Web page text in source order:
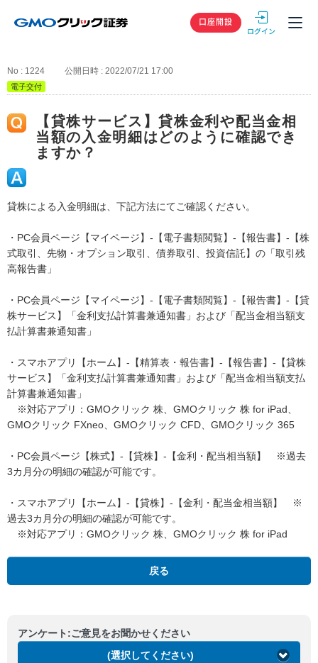
GMOクリック
口座開設
No : 1224 公開日時 : 2022/07/21 17:00
電子交付
【貸株サービス】貸株金利や配当金相
当額の入金明細はどのように確認でき
ますか？
貸株による入金明細は、下記方法にてご確認ください。
・PC会員ページ【マイページ】-【電子書類閲覧】-【報告書】-【株
式取引、先物・オプション取引、債券取引、投資信託】の「取引残
高報告書」
・PC会員ページ【マイページ】-【電子書類閲覧】-【報告書】-【貸
株サービス】「金利支払計算書兼通知書」および「配当金相当額支
払計算書兼通知書」
・スマホアプリ【ホーム】-【精算表・報告書】-【報告書】-【貸株
サービス】「金利支払計算書兼通知書」および「配当金相当額支払
計算書兼通知書」
※対応アプリ：GMOクリック 株、GMOクリック 株 for iPad、
GMOクリック FXneo、GMOクリック CFD、GMOクリック 365
・PC会員ページ【株式】-【貸株】-【金利・配当相当額】 ※過去
3カ月分の明細の確認が可能です。
・スマホアプリ【ホーム】-【貸株】-【金利・配当金相当額】 ※
過去3カ月分の明細の確認が可能です。
※対応アプリ：GMOクリック 株、GMOクリック 株 for iPad
戻る
アンケート:ご意見をお聞かせください
(選択してください)